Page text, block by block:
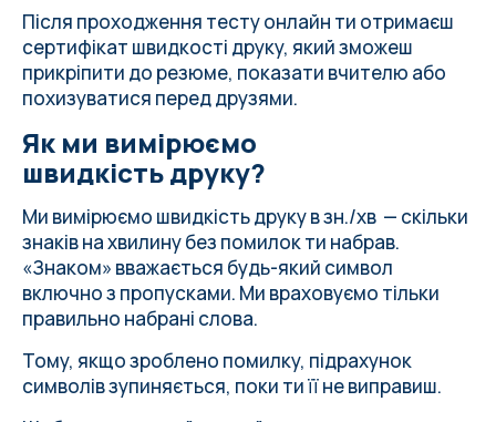
Після проходження тесту онлайн ти отримаєш
сертифікат швидкості друку, який зможеш
прикріпити до резюме, показати вчителю або
похизуватися перед друзями.
Як ми вимірюємо
швидкість друку?
Ми вимірюємо швидкість друку в зн./хв — скільки
знаків на хвилину без помилок ти набрав.
«Знаком» вважається будь-який символ
включно з пропусками. Ми враховуємо тільки
правильно набрані слова.
Тому, якщо зроблено помилку, підрахунок
символів зупиняється, поки ти її не виправиш.